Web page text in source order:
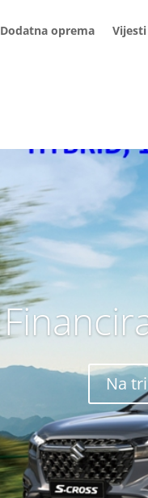
Dodatna oprema Vijesti
Na